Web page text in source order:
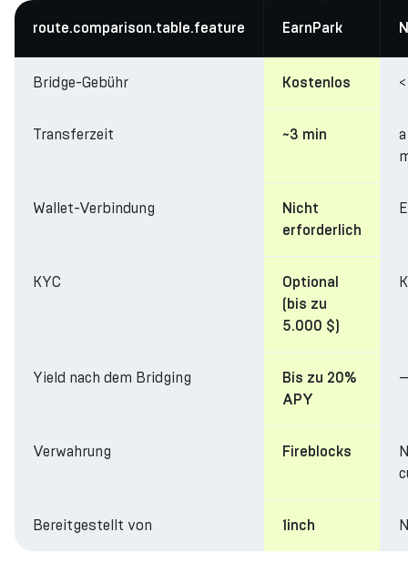
route.comparison.table.feature EarnPark
Bridge-Gebühr Kostenlos
Transferzeit ~3 min
Wallet-Verbindung
Nicht
erforderlich
KYC
Optional
(bis zu
5.000 $)
Yield nach dem Bridging
Bis zu 20%
APY
Verwahrung Fireblocks
Bereitgestellt von 1inch